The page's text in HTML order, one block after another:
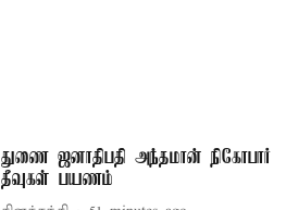
துணை ஜனாதிபதி அந்தமான் நிகோபார்
தீவுகள் பயணம்